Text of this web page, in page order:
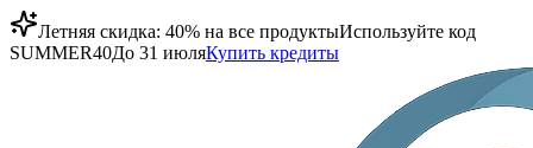
Летняя скидка: 40% на все продуктыИспользуйте код
SUMMER40До 31 июляКупить кредиты